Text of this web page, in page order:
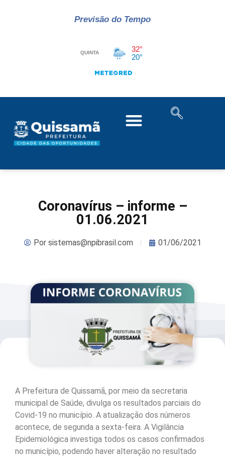
Previsão do Tempo
Coronavírus – informe –
01.06.2021
Porsistemas@npibrasil.com 01/06/2021
A Prefeitura de Quissamã, por meio da secretaria
municipal de Saúde, divulga os resultados parciais do
Covid-19 no município. A atualização dos números
acontece, de segunda a sexta-feira. A Vigilância
Epidemiológica investiga todos os casos confirmados
no município, podendo haver alteração no resultado